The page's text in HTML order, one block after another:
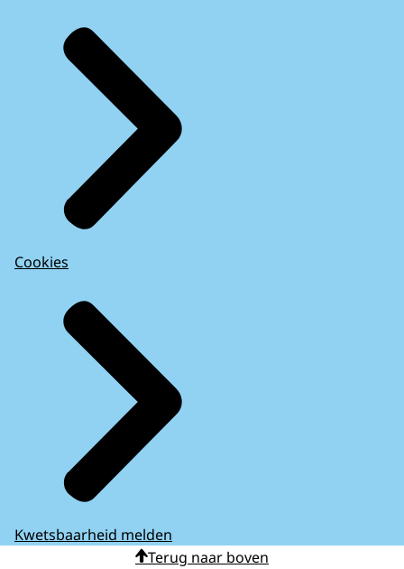
Cookies
Kwetsbaarheid melden
Terug naar boven